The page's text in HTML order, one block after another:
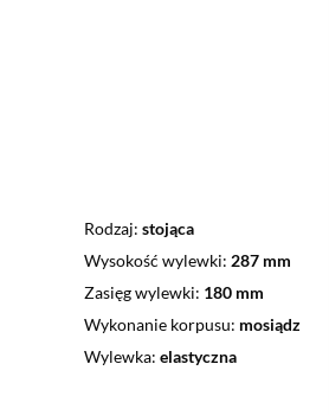
Rodzaj stojąca
Wysokość wylewki 287 mm
Zasięg wylewki 180 mm
Wykonanie korpusu mosiądz
Wylewka elastyczna